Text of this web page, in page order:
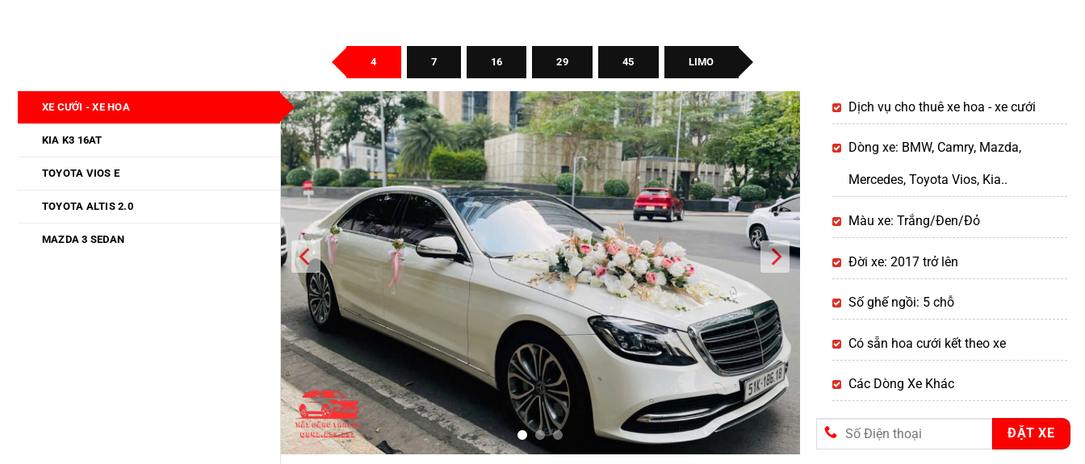
4 7 16 29 45 LIMO
XE CƯỚI - XE HOA
KIA K3 16AT
TOYOTA VIOS E
TOYOTA ALTIS 2.0
MAZDA 3 SEDAN
Dịch vụ cho thuê xe hoa - xe cưới
Dòng xe: BMW, Camry, Mazda,
Mercedes, Toyota Vios, Kia..
Màu xe: Trắng/Đen/Đỏ
Đời xe: 2017 trở lên
Số ghế ngồi: 5 chỗ
Có sẵn hoa cưới kết theo xe
Các Dòng Xe Khác